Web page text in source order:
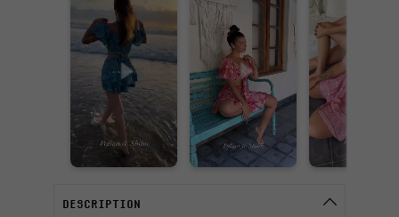
DESCRIPTION